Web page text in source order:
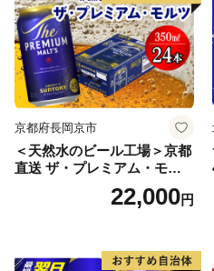
京都府長岡京市
＜天然水のビール工場＞京都
直送 ザ・プレミアム・モル
ツ 350ml×24本 プレモル [149
22,000円